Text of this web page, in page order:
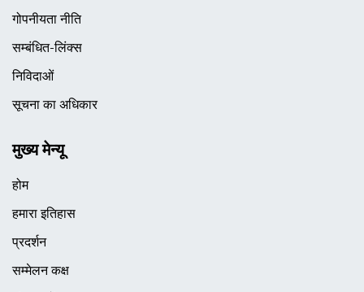
गोपनीयता नीति
सम्बंधित-लिंक्स
निविदाओं
सूचना का अधिकार
मुख्य मेन्यू
होम
हमारा इतिहास
प्रदर्शन
सम्मेलन कक्ष